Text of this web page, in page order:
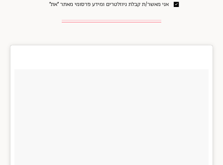
אני מאשר/ת קבלת ניוזלטרים ומידע פרסומי מאתר ״את״